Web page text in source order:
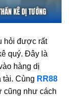
hỏi được rất
quý. Đây là
hàng dị
Cùng RR88
cũng như cách